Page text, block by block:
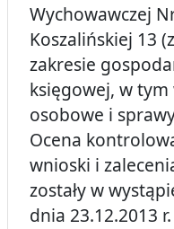
Wychowawczej
Koszalińskiej 13
zakresie
księgowej, w
osobowe i
Ocena
wnioski i
zostały w
dnia 23.12.2013 r.